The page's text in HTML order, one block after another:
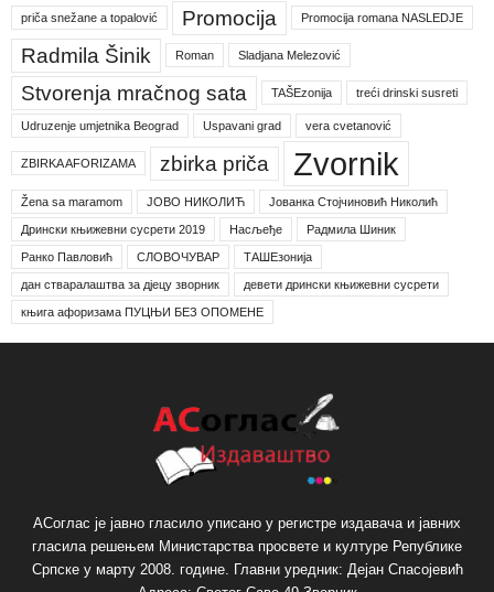
priča snežane a topalović Promocija Promocija romana NASLEDJE
Radmila Šinik Roman Sladjana Melezović
Stvorenja mračnog sata TAŠEzonija treći drinski susreti
Udruzenje umjetnika Beograd Uspavani grad vera cvetanović
ZBIRKA AFORIZAMA zbirka priča Zvornik
Žena sa maramom ЈОВО НИКОЛИЋ Јованка Стојчиновић Николић
Дрински књижевни сусрети 2019 Насљеђе Радмила Шиник
Ранко Павловић СЛОВОЧУВАР ТАШЕзонија
дан стваралаштва за дјецу зворник девети дрински књижевни сусрети
књига афоризама ПУЦЊИ БЕЗ ОПОМЕНЕ
АСоглас је јавно гласило уписано у регистре издавача и јавних
гласила решењем Министарства просвете и културе Републике
Српске у марту 2008. године. Главни уредник: Дејан Спасојевић